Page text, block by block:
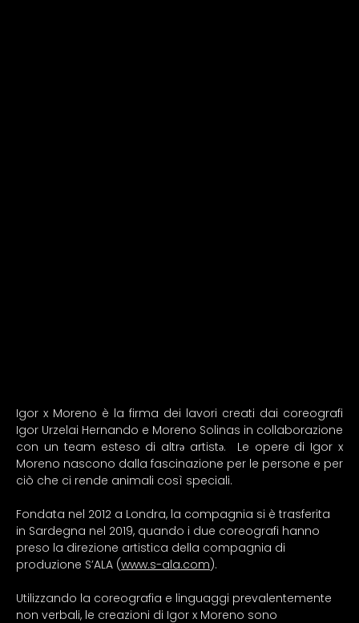
Igor x Moreno è la firma dei lavori creati dai coreografi
Igor Urzelai Hernando e Moreno Solinas in collaborazione
con un team esteso di altrə artistə.  Le opere di Igor x
Moreno nascono dalla fascinazione per le persone e per
ciò che ci rende animali così speciali.
Fondata nel 2012 a Londra, la compagnia si è trasferita
in Sardegna nel 2019, quando i due coreografi hanno
preso la direzione artistica della compagnia di
produzione S’ALA (www.s-ala.com).
Utilizzando la coreografia e linguaggi prevalentemente
non verbali, le creazioni di Igor x Moreno sono